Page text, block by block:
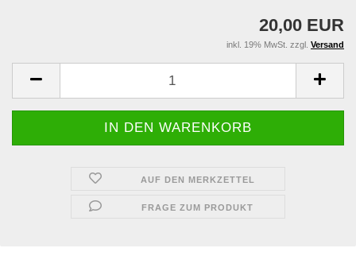
20,00 EUR
inkl. 19% MwSt. zzgl. Versand
AUF DEN MERKZETTEL
FRAGE ZUM PRODUKT